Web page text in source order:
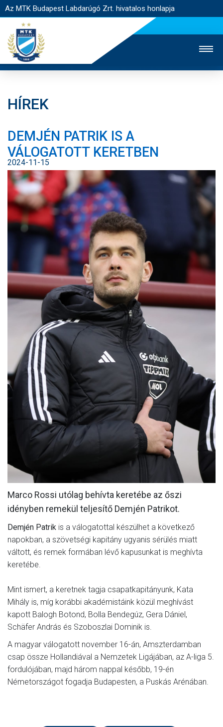
Az MTK Budapest Labdarúgó Zrt. hivatalos honlapja
JEGYÉRTÉKESÍTÉS
WEBSHOP
EGYESÜLET
KAPCSOLAT
NYITÓLAP
HÍREK
CSAPATOK
MÉRKŐZÉSEK
KLUB
GALÉRIA
SZURKOLÓI ÉLMÉNYEK
AKKREDITÁCIÓ
HÍREK
DEMJÉN PATRIK IS A
VÁLOGATOTT KERETBEN
2024-11-15
Marco Rossi utólag behívta keretébe az őszi
idényben remekül teljesítő Demjén Patrikot.
Demjén Patrik is a válogatottal készülhet a következő
napokban, a szövetségi kapitány ugyanis sérülés miatt
váltott, és remek formában lévő kapusunkat is meghívta
keretébe.
Mint ismert, a keretnek tagja csapatkapitányunk, Kata
Mihály is, míg korábbi akadémistáink közül meghívást
kapott Balogh Botond, Bolla Bendegúz, Gera Dániel,
Schäfer András és Szoboszlai Dominik is.
A magyar válogatott november 16-án, Amszterdamban
csap össze Hollandiával a Nemzetek Ligájában, az A-liga 5.
fordulójában, majd három nappal később, 19-én
Németországot fogadja Budapesten, a Puskás Arénában.